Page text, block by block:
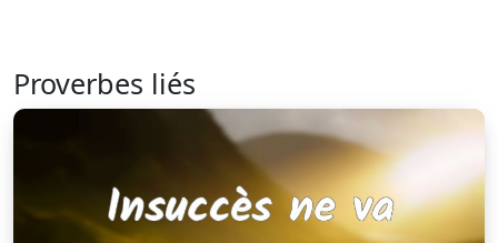
Proverbes liés